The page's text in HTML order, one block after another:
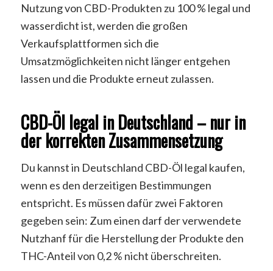
Nutzung von CBD-Produkten zu 100 % legal und
wasserdicht ist, werden die großen
Verkaufsplattformen sich die
Umsatzmöglichkeiten nicht länger entgehen
lassen und die Produkte erneut zulassen.
CBD-Öl legal in Deutschland – nur in
der korrekten Zusammensetzung
Du kannst in Deutschland CBD-Öl legal kaufen,
wenn es den derzeitigen Bestimmungen
entspricht. Es müssen dafür zwei Faktoren
gegeben sein: Zum einen darf der verwendete
Nutzhanf für die Herstellung der Produkte den
THC-Anteil von 0,2 % nicht überschreiten.